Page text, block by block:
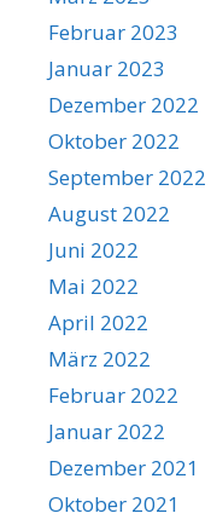
Februar 2023
Januar 2023
Dezember 2022
Oktober 2022
September 2022
August 2022
Juni 2022
Mai 2022
April 2022
März 2022
Februar 2022
Januar 2022
Dezember 2021
Oktober 2021